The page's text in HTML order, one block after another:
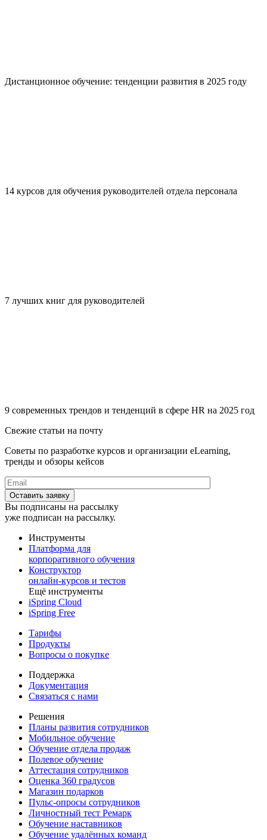
Дистанционное обучение: тенденции развития в 2025 году
14 курсов для обучения руководителей отдела персонала
7 лучших книг для руководителей
9 современных трендов и тенденций в сфере HR на 2025 год
Свежие статьи на почту
Советы по разработке курсов и организации eLearning,
тренды и обзоры кейсов
Вы подписаны на рассылку
уже подписан на рассылку.
Инструменты
Платформа для
корпоративного обучения
Конструктор
онлайн-курсов и тестов
Ещё инструменты
iSpring Cloud
iSpring Free
Тарифы
Продукты
Вопросы о покупке
Поддержка
Документация
Связаться с нами
Решения
Планы развития сотрудников
Мобильное обучение
Обучение отдела продаж
Полевое обучение
Аттестация сотрудников
Оценка 360 градусов
Магазин подарков
Пульс-опросы сотрудников
Личностный тест Ремарк
Обучение наставников
Обучение удалённых команд